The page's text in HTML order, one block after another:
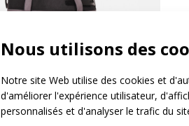
Nous utilisons des
Notre site Web utilise des cookies et
d'améliorer l'expérience utilisateur,
personnalisés et d'analyser le trafic du